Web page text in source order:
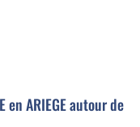
en ARIEGE autour de